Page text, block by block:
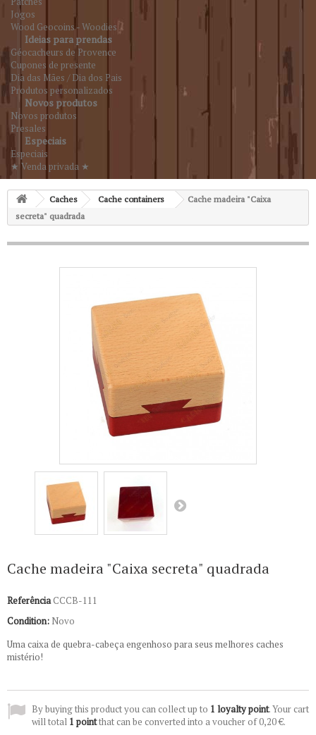
Jogos
Wood Geocoins - Woodies
Ideias para prendas
Géocacheurs de Provence
Cupones de presente
Dia das Mães / Dia dos Pais
Produtos personalizados
Novos produtos
Novos produtos
Presales
Especiais
Especiais
★ Venda privada ★
Caches Cache containers
Cache madeira "Caixa
secreta" quadrada
Cache madeira "Caixa secreta" quadrada
ReferênciaCCCB-111
Condition: Novo
Uma caixa de quebra-cabeça engenhoso para seus melhores caches
mistério!
By buying this product you can collect up to 1 loyalty point. Your cart
will total 1 pointthat can be converted into a voucher of0,20 €.